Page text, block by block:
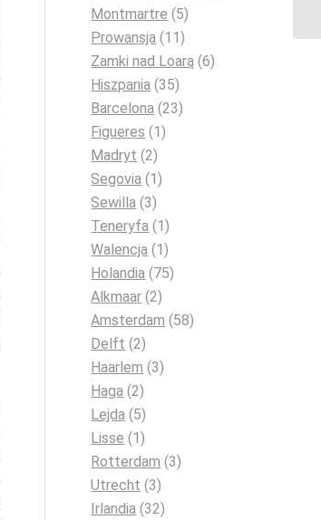
Montmartre (5)
Prowansja (11)
Zamki nad Loarą (6)
Hiszpania (35)
Barcelona (23)
Figueres (1)
Madryt (2)
Segovia (1)
Sewilla (3)
Teneryfa (1)
Walencja (1)
Holandia (75)
Alkmaar (2)
Amsterdam (58)
Delft (2)
Haarlem (3)
Haga (2)
Lejda (5)
Lisse (1)
Rotterdam (3)
Utrecht (3)
Irlandia (32)